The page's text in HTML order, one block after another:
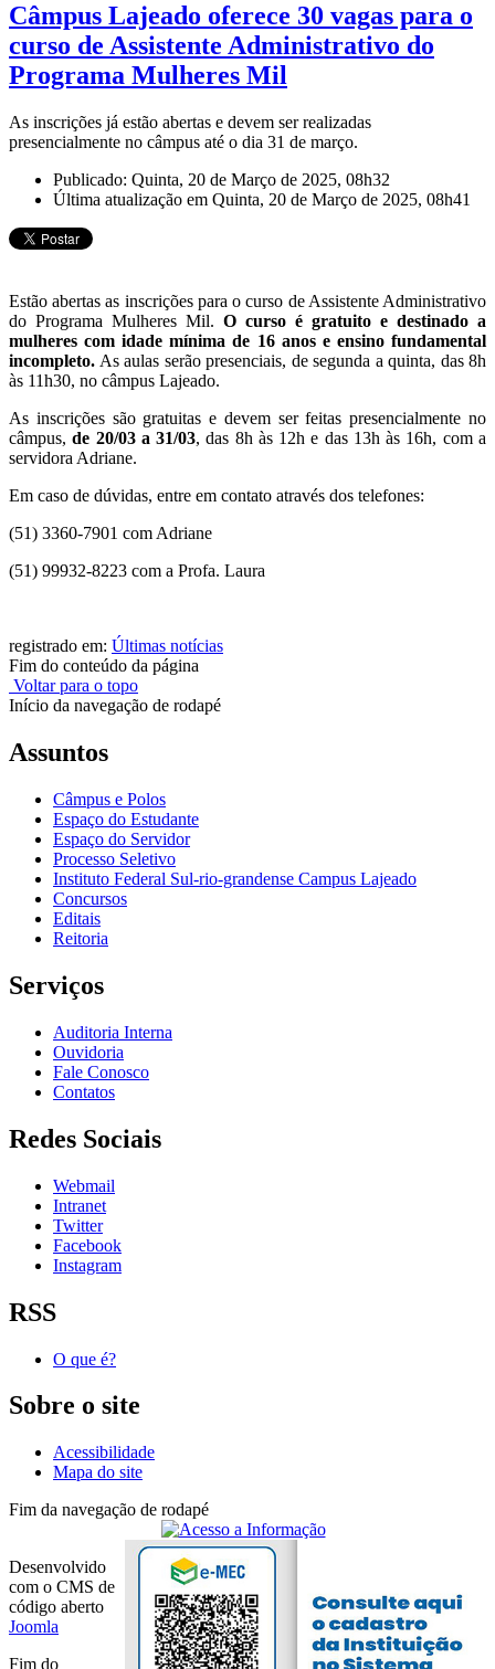
Câmpus Lajeado oferece 30 vagas para o
curso de Assistente Administrativo do
Programa Mulheres Mil
As inscrições já estão abertas e devem ser realizadas
presencialmente no câmpus até o dia 31 de março.
Publicado: Quinta, 20 de Março de 2025, 08h32
Última atualização em Quinta, 20 de Março de 2025, 08h41
Estão abertas as inscrições para o curso de Assistente Administrativo
do Programa Mulheres Mil. O curso é gratuito e destinado a
mulheres com idade mínima de 16 anos e ensino fundamental
incompleto. As aulas serão presenciais, de segunda a quinta, das 8h
às 11h30, no câmpus Lajeado.
As inscrições são gratuitas e devem ser feitas presencialmente no
câmpus,de 20/03 a 31/03, das 8h às 12h e das 13h às 16h, com a
servidora Adriane.
Em caso de dúvidas, entre em contato através dos telefones:
(51) 3360-7901 com Adriane
(51) 99932-8223 com a Profa. Laura
registrado em: Últimas notícias
Fim do conteúdo da página
Voltar para o topo
Início da navegação de rodapé
Assuntos
Câmpus e Polos
Espaço do Estudante
Espaço do Servidor
Processo Seletivo
Instituto Federal Sul-rio-grandense Campus Lajeado
Concursos
Editais
Reitoria
Serviços
Auditoria Interna
Ouvidoria
Fale Conosco
Contatos
Redes Sociais
Webmail
Intranet
Twitter
Facebook
Instagram
RSS
O que é?
Sobre o site
Acessibilidade
Mapa do site
Fim da navegação de rodapé
Desenvolvido
com o CMS de
código aberto
Joomla
Fim do